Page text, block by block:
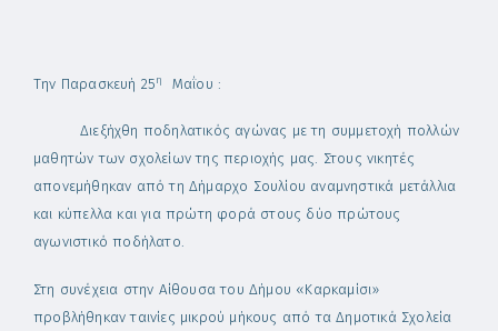
Την Παρασκευή 25η Μαΐου :
Διεξήχθη ποδηλατικός αγώνας με τη συμμετοχή πολλών
μαθητών των σχολείων της περιοχής μας. Στους νικητές
απονεμήθηκαν από τη Δήμαρχο Σουλίου αναμνηστικά μετάλλια
και κύπελλα και για πρώτη φορά στους δύο πρώτους
αγωνιστικό ποδήλατο.
Στη συνέχεια στην Αίθουσα του Δήμου «Καρκαμίσι»
προβλήθηκαν ταινίες μικρού μήκους από τα Δημοτικά Σχολεία